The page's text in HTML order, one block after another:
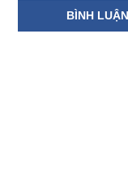
BÌNH LUẬN